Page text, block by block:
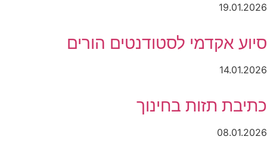
19.01.2026
סיוע אקדמי לסטודנטים הורים
14.01.2026
כתיבת תזות בחינוך
08.01.2026